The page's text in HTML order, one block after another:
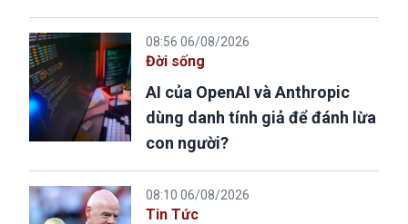
08:56 06/08/2026
Đời sống
AI của OpenAI và Anthropic
dùng danh tính giả để đánh lừa
con người?
08:10 06/08/2026
Tin Tức